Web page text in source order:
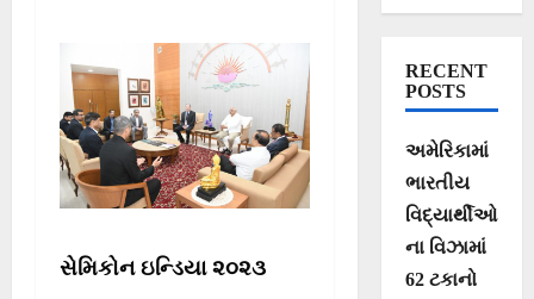
– એડવાન્‍સ્ડ
માઈક્રો ડિવાઈસના
એક્ઝીક્યુટિવ
વાઈસ પ્રેસિડેન્‍ટ
સેમિકોન ઇન્ડિયા ૨૦૨૩
RECENT
POSTS
અમેરિકામાં
ભારતીય
વિદ્યાર્થીઓ
ના વિઝામાં
62 ટકાનો